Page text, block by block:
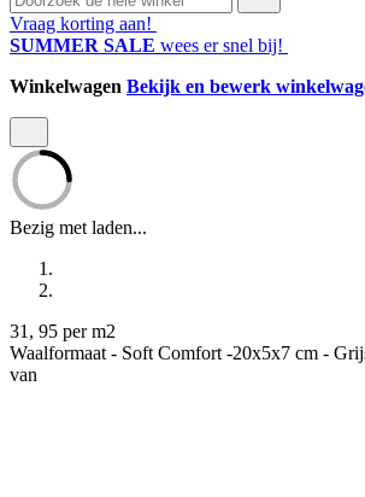
Vraag korting aan!
SUMMER SALE wees er snel bij!
Winkelwagen Bekijk en bewerk
Bezig met laden...
31, 95 per m2
Waalformaat - Soft Comfort -20x5x7 cm -
van